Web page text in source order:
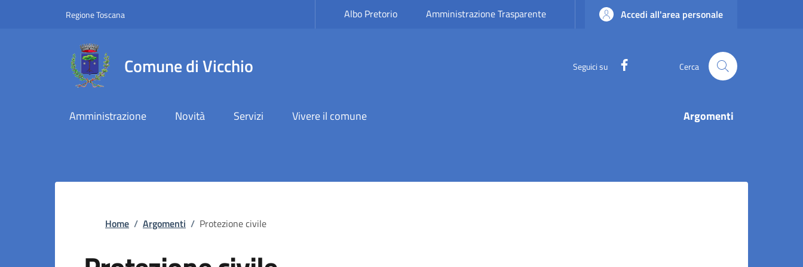
Regione ToscanaSlim top Albo Pretorio Amministrazione Trasparente Accedi all'area personale
Comune di Vicchio Seguici su Cerca
Amministrazione Novità Servizi Vivere il comune Argomenti
Briciole di pane
Home / Argomenti / Protezione civile